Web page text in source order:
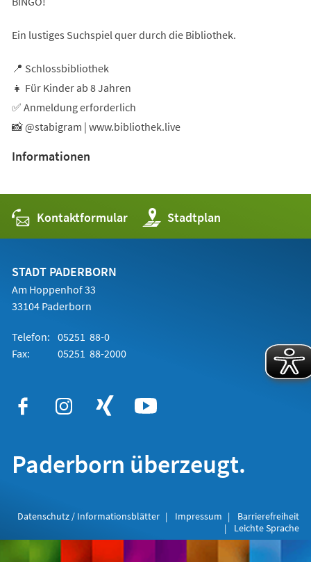
Ein lustiges Suchspiel quer durch die Bibliothek.
📍 Schlossbibliothek
👧 Für Kinder ab 8 Jahren
✅ Anmeldung erforderlich
📸 @stabigram | www.bibliothek.live
Informationen
Kontaktformular Stadtplan
(Öffnet
in
einem
STADT PADERBORN
Am Hoppenhof 33
33104 Paderborn
Telefon: 05251 88-0
Fax:
05251 88-2000
Paderborn überzeugt.
Datenschutz / Informationsblätter Impressum
Barrierefreiheit
Leichte Sprache